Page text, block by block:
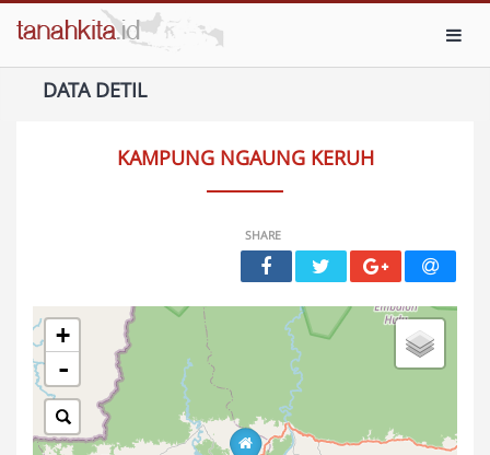
DATA DETIL
KAMPUNG NGAUNG KERUH
SHARE
+
-